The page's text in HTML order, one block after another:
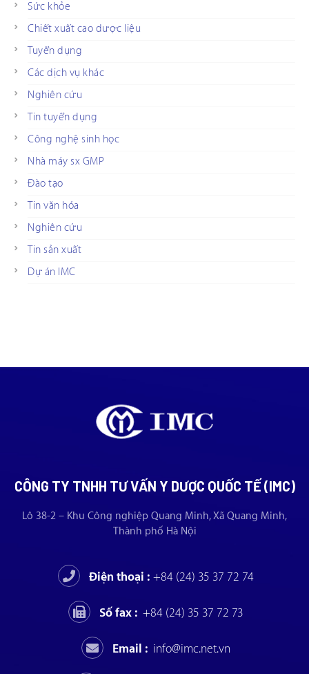
Sức khỏe
Chiết xuất cao dược liệu
Tuyển dụng
Các dịch vụ khác
Nghiên cứu
Tin tuyển dụng
Công nghệ sinh học
Nhà máy sx GMP
Đào tạo
Tin văn hóa
Nghiên cứu
Tin sản xuất
Dự án IMC
CÔNG TY TNHH TƯ VẤN Y DƯỢC QUỐC TẾ (IMC)
Lô 38-2 – Khu Công nghiệp Quang Minh, Xã Quang Minh,
Thành phố Hà Nội
Điện thoại : +84 (24) 35 37 72 74
Số fax : +84 (24) 35 37 72 73
Email : info@imc.net.vn